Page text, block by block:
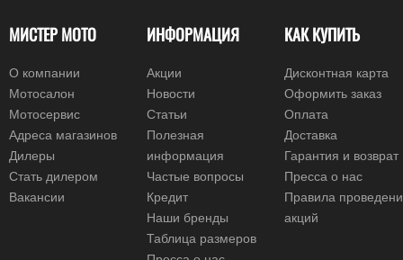
МИСТЕР МОТО
О компании
Мотосалон
Мотосервис
Адреса магазинов
Дилеры
Стать дилером
Вакансии
ИНФОРМАЦИЯ
Акции
Новости
Статьи
Полезная
информация
Частые вопросы
Кредит
Наши бренды
Таблица размеров
КАК КУПИТЬ
Дисконтная карта
Оформить заказ
Оплата
Доставка
Гарантия и возврат
Пресса о нас
Правила
акций